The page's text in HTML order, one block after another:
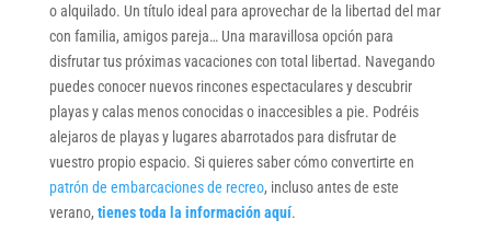
o alquilado. Un título ideal para aprovechar de la libertad del mar
con familia, amigos pareja… Una maravillosa opción para
disfrutar tus próximas vacaciones con total libertad. Navegando
puedes conocer nuevos rincones espectaculares y descubrir
playas y calas menos conocidas o inaccesibles a pie. Podréis
alejaros de playas y lugares abarrotados para disfrutar de
vuestro propio espacio. Si quieres saber cómo convertirte en
patrón de embarcaciones de recreo, incluso antes de este
verano, tienes toda la información aquí.